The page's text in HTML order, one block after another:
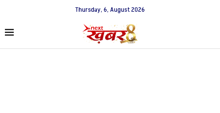
Thursday, 6, August 2026